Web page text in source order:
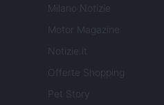
Milano Notizie
Motor Magazine
Notizie.it
Offerte Shopping
Pet Story